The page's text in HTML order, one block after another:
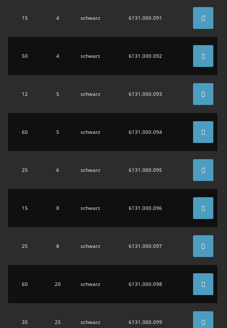
15 4 schwarz 6131.000.091
50 4 schwarz 6131.000.092
12 5 schwarz 6131.000.093
60 5 schwarz 6131.000.094
25 6 schwarz 6131.000.095
15 8 schwarz 6131.000.096
25 8 schwarz 6131.000.097
60 20 schwarz 6131.000.098
35 25 schwarz 6131.000.099